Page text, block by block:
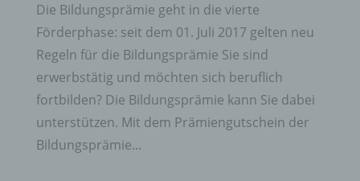
Die Bildungsprämie geht in die vierte
Förderphase: seit dem 01. Juli 2017 gelten neu
Regeln für die Bildungsprämie Sie sind
erwerbstätig und möchten sich beruflich
fortbilden? Die Bildungsprämie kann Sie dabei
unterstützen. Mit dem Prämiengutschein der
Bildungsprämie...